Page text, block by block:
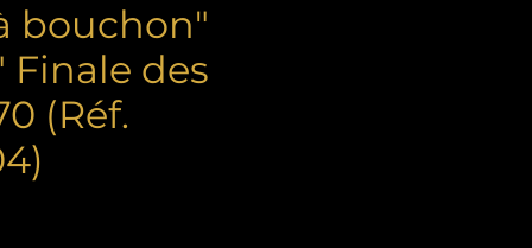
bouchon"
Finale des
(Réf.